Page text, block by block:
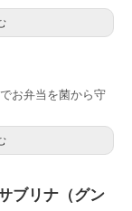
お弁当を菌から守
ブリナ（グン